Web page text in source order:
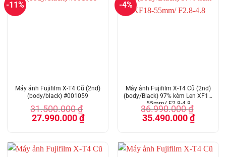
-11%
Máy ảnh Fujifilm X-T4 Cũ (2nd)
(body/black) #001059
31.500.000₫
Giá
gốc
27.990.000₫Giá
hiện
27.990.000 ₫.
-4%
Máy ảnh Fujifilm X-T4 Cũ (2nd)
(body/Black) 97% kèm Len XF18-
55mm/ F2.8-4.8
36.990.000₫
Giá
gốc
35.490.000₫Giá
hiện